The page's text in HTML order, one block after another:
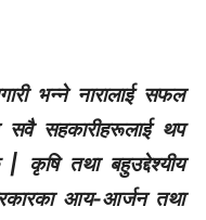
भन्ने नारालाई सफल
सवै सहकारीहरूलाई थप
कृषि तथा बहुउद्देश्यीय
आय-आर्जन तथा